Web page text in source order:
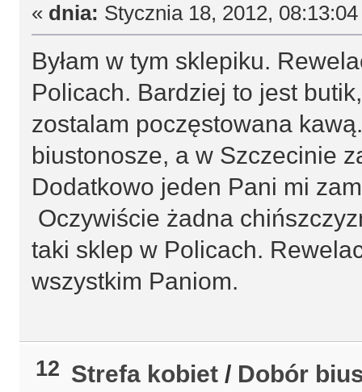
« dnia: Stycznia 18, 2012,
Byłam w tym sklepiku.
Policach. Bardziej to jest
zostalam poczęstowana
biustonosze, a w Szczecinie
Dodatkowo jeden Pani mi
Oczywiście żadna
taki sklep w Policach.
wszystkim Paniom.
12 Strefa kobiet / Dobór